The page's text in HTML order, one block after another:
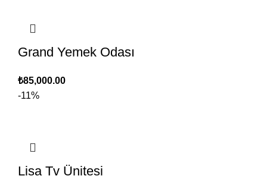
Grand Yemek Odası
₺85,000.00
-11%
Lisa Tv Ünitesi